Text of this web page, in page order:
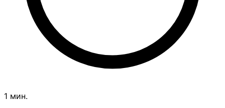
1 мин.